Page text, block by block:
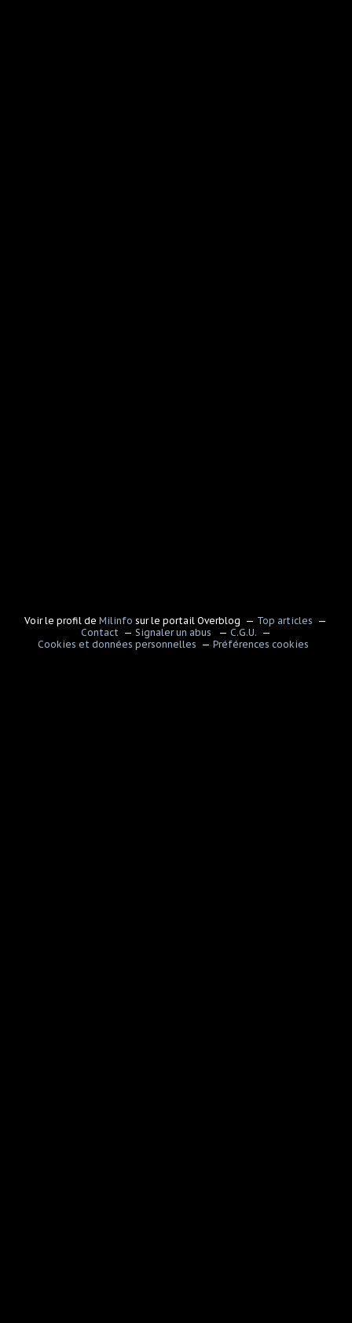
Voir le profil deMilinfo sur le portail Overblog
Top articles
Contact
Signaler un abus
C.G.U.
Cookies et données personnelles
Préférences cookies